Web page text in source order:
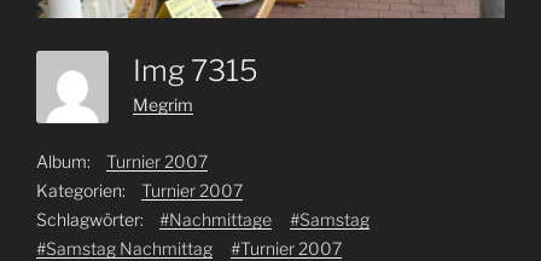
Img 7315
Megrim
Album:
Turnier 2007
Kategorien:
Turnier 2007
Schlagwörter:
#Nachmittage
#Samstag
#Samstag Nachmittag
#Turnier 2007